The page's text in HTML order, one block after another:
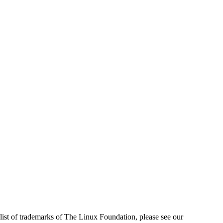
of trademarks of The Linux Foundation, please see our